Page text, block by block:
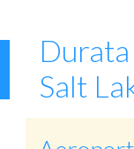
Salt